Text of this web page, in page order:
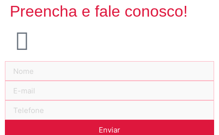
Preencha e fale conosco!
Enviar